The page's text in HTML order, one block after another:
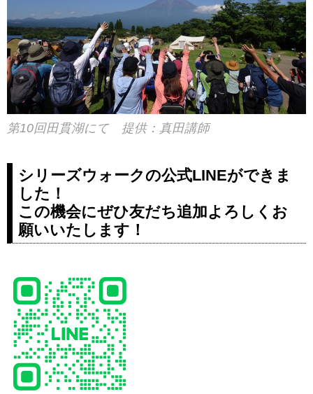
第10回田貫湖にて 提供：真田講師
シリーズウォークの公式LINEができま
した！
この機会にぜひ友だち追加よろしくお
願いいたします！